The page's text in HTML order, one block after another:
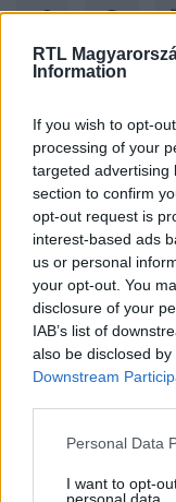
RTL
Information
If you wish to opt-
processing of your
targeted advertising
section to confirm
opt-out request is
interest-based ads
us or personal
your opt-out. You
disclosure of your
IAB’s list of
also be disclosed
Downstream
Please note that
not limited to your
Personal Data
I want to opt-
Kövess
Facebookon is!
#BELFÖLD #KVÍZ